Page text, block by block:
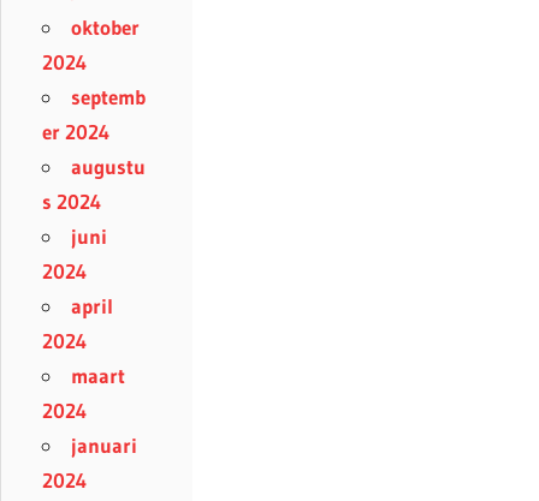
oktober
2024
septemb
er 2024
augustu
s 2024
juni
2024
april
2024
maart
2024
januari
2024